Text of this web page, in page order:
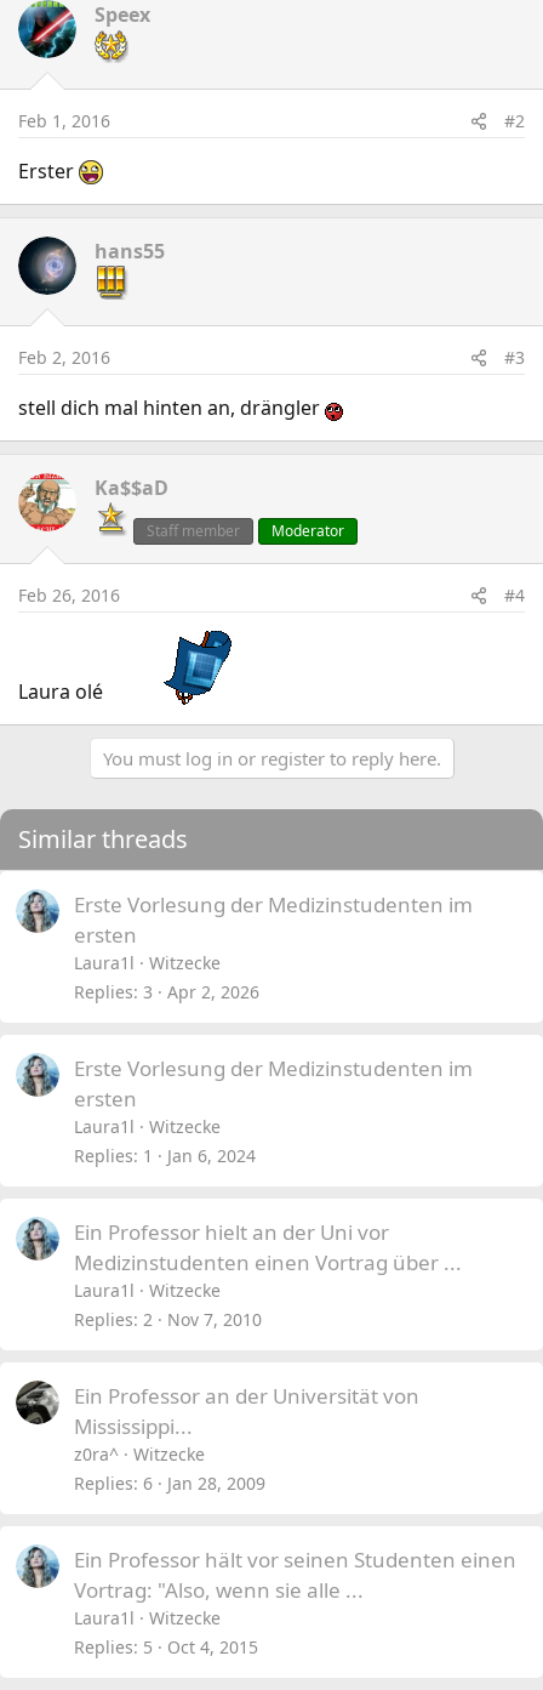
Speex
Feb 1, 2016 #2
Erster
hans55
Feb 2, 2016 #3
stell dich mal hinten an, drängler
Ka$$aD
Staff member Moderator
Feb 26, 2016 #4
Laura olé
You must log in or register to reply here.
Similar threads
Erste Vorlesung der Medizinstudenten im
ersten
Laura1l
Witzecke
Replies 3 Apr 2, 2026
Erste Vorlesung der Medizinstudenten im
ersten
Laura1l
Witzecke
Replies 1 Jan 6, 2024
Ein Professor hielt an der Uni vor
Medizinstudenten einen Vortrag über ...
Laura1l
Witzecke
Replies 2 Nov 7, 2010
Ein Professor an der Universität von
Mississippi...
z0ra^
Witzecke
Replies 6 Jan 28, 2009
Ein Professor hält vor seinen Studenten einen
Vortrag: "Also, wenn sie alle ...
Laura1l
Witzecke
Replies 5 Oct 4, 2015